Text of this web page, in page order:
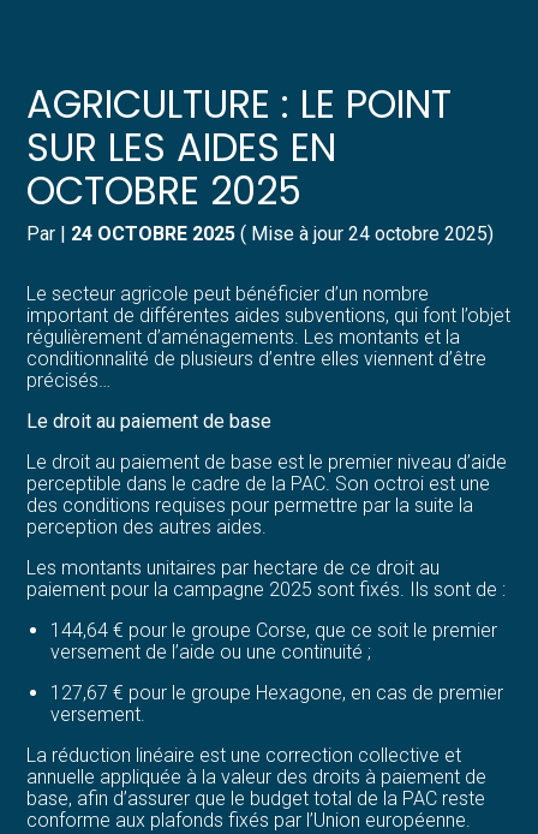
Gérer votre quotidien
Piloter votre entreprise
Développer votre entreprise
Construire votre patrimoine
Structurer votre croissance
Être prêt pour la facturation
électronique
Suivre votre comptabilité
Gérer vos ressources humaines
Dématérialiser vos documents
AGRICULTURE : LE POINT
SUR LES AIDES EN
OCTOBRE 2025
Par | 24 OCTOBRE 2025 ( Mise à jour 24 octobre 2025)
Le secteur agricole peut bénéficier d’un nombre
important de différentes aides subventions, qui font l’objet
régulièrement d’aménagements. Les montants et la
conditionnalité de plusieurs d’entre elles viennent d’être
précisés…
Le droit au paiement de base
Le droit au paiement de base est le premier niveau d’aide
perceptible dans le cadre de la PAC. Son octroi est une
des conditions requises pour permettre par la suite la
perception des autres aides.
Les montants unitaires par hectare de ce droit au
paiement pour la campagne 2025 sont fixés. Ils sont de :
144,64 € pour le groupe Corse, que ce soit le premier
versement de l’aide ou une continuité ;
127,67 € pour le groupe Hexagone, en cas de premier
versement.
La réduction linéaire est une correction collective et
annuelle appliquée à la valeur des droits à paiement de
base, afin d’assurer que le budget total de la PAC reste
conforme aux plafonds fixés par l’Union européenne.